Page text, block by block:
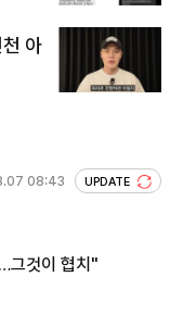
아
08:43 UPDATE
그것이 협치"